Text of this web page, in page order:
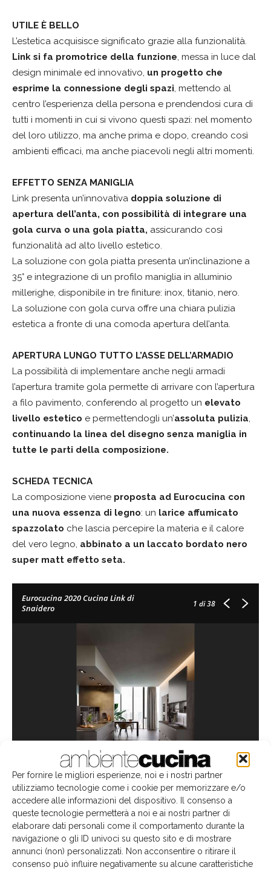
Per fornire le migliori esperienze, noi e i nostri partner
utilizziamo tecnologie come i cookie per memorizzare e/o
accedere alle informazioni del dispositivo. Il consenso a
queste tecnologie permetterà a noi e ai nostri partner di
elaborare dati personali come il comportamento durante la
navigazione o gli ID univoci su questo sito e di mostrare
annunci (non) personalizzati. Non acconsentire o ritirare il
consenso può influire negativamente su alcune caratteristiche
UTILE È BELLO
L’estetica acquisisce significato grazie alla funzionalità.
Link si fa promotrice della funzione, messa in luce dal
design minimale ed innovativo, un progetto che
esprime la connessione degli spazi, mettendo al
centro l’esperienza della persona e prendendosi cura di
tutti i momenti in cui si vivono questi spazi: nel momento
del loro utilizzo, ma anche prima e dopo, creando così
ambienti efficaci, ma anche piacevoli negli altri momenti.
EFFETTO SENZA MANIGLIA
Link presenta un’innovativa doppia soluzione di
apertura dell’anta, con possibilità di integrare una
gola curva o una gola piatta, assicurando così
funzionalità ad alto livello estetico.
La soluzione con gola piatta presenta un’inclinazione a
35° e integrazione di un profilo maniglia in alluminio
millerighe, disponibile in tre finiture: inox, titanio, nero.
La soluzione con gola curva offre una chiara pulizia
estetica a fronte di una comoda apertura dell’anta.
APERTURA LUNGO TUTTO L’ASSE DELL’ARMADIO
La possibilità di implementare anche negli armadi
l’apertura tramite gola permette di arrivare con l’apertura
a filo pavimento, conferendo al progetto un elevato
livello estetico e permettendogli un’assoluta pulizia,
continuando la linea del disegno senza maniglia in
tutte le parti della composizione.
SCHEDA TECNICA
La composizione viene proposta ad Eurocucina con
una nuova essenza di legno: un larice affumicato
spazzolato che lascia percepire la materia e il calore
del vero legno, abbinato a un laccato bordato nero
super matt effetto seta.
Eurocucina 2020 Cucina Link di
Snaidero
1 di 38
TAG Andreucci&Hoisl Design Link Snaidero